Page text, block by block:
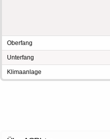
Oberfang
Unterfang
Klimaanlage